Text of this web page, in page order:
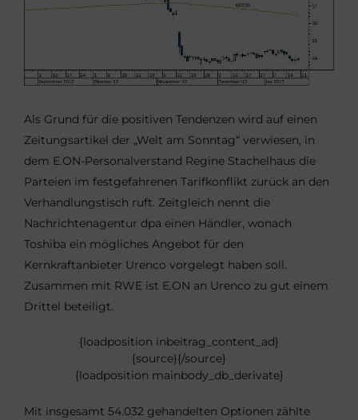
Als Grund für die positiven Tendenzen wird auf einen
Zeitungsartikel der „Welt am Sonntag“ verwiesen, in
dem E.ON-Personalverstand Regine Stachelhaus die
Parteien im festgefahrenen Tarifkonflikt zurück an den
Verhandlungstisch ruft. Zeitgleich nennt die
Nachrichtenagentur dpa einen Händler, wonach
Toshiba ein mögliches Angebot für den
Kernkraftanbieter Urenco vorgelegt haben soll.
Zusammen mit RWE ist E.ON an Urenco zu gut einem
Drittel beteiligt.
{loadposition inbeitrag_content_ad}
{source}{/source}
{loadposition mainbody_db_derivate}
Mit insgesamt 54.032 gehandelten Optionen zählte